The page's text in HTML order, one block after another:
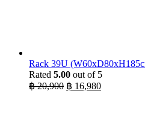
Rack 39U
Rated 5.00 out of 5
฿20,900 Original
฿ 16,980Current